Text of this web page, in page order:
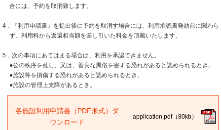
合には、予約を取消致します。
4．『利用申請書』を提出後に予約を取消す場合には、利用承認書発効前に関わら
ず、利用料から返還相当額を差し引いた料金を頂戴いたします。
5．次の事項にあてはまる場合は、利用を承認できません。
●公の秩序を乱し、又は、善良な風俗を害する恐れがあると認められるとき。
●施設等を損傷する恐れがあると認められるとき。
●施設の管理上支障があるとき。
各施設利用申請書（PDF形式）ダ
ウンロード
application.pdf（80kb）